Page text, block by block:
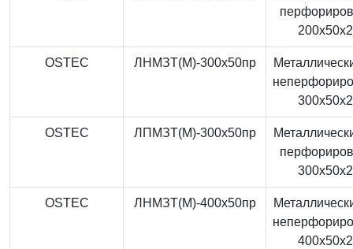
OSTEC ЛНМЗТ(М)-300x50пр
OSTEC ЛПМЗТ(М)-300x50пр
OSTEC ЛНМЗТ(М)-400x50пр